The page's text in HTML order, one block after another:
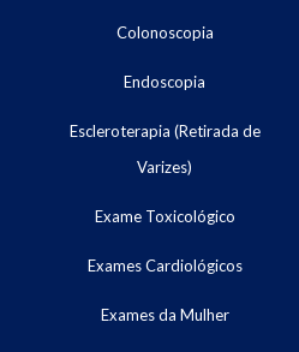
Colonoscopia
Endoscopia
Escleroterapia (Retirada de
Varizes)
Exame Toxicológico
Exames Cardiológicos
Exames da Mulher